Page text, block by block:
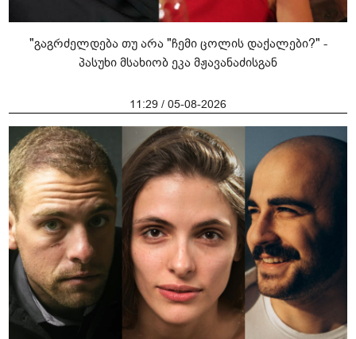
"გაგრძელდება თუ არა "ჩემი ცოლის დაქალები?" -
პასუხი მსახიობ ეკა მჟავანაძისგან
11:29 / 05-08-2026